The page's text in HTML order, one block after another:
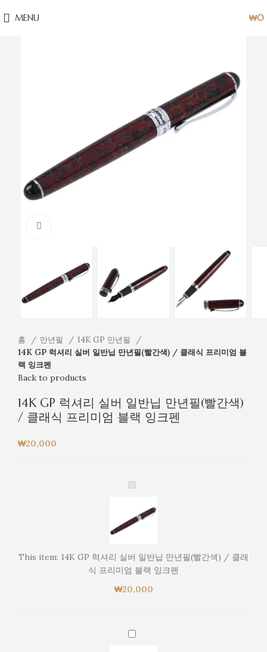
MENU ₩0
홈 만년필
14K GP 만년필
14K GP 럭셔리 실버 일반닙 만년필(빨간색) / 클래식 프리미엄 블
랙 잉크펜
Back to products
14K GP 럭셔리 실버 일반닙 만년필(빨간색)
/ 클래식 프리미엄 블랙 잉크펜
₩20,000
14K
셔
버
일
반
년
This item: 14K GP 럭셔리 실버 일반닙 만년필(빨간색) / 클래
식 프리미엄 블랙 잉크펜
₩20,000
14K